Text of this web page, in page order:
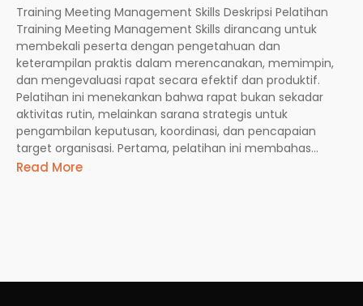
Training Meeting Management Skills Deskripsi Pelatihan
Training Meeting Management Skills dirancang untuk
membekali peserta dengan pengetahuan dan
keterampilan praktis dalam merencanakan, memimpin,
dan mengevaluasi rapat secara efektif dan produktif.
Pelatihan ini menekankan bahwa rapat bukan sekadar
aktivitas rutin, melainkan sarana strategis untuk
pengambilan keputusan, koordinasi, dan pencapaian
target organisasi. Pertama, pelatihan ini membahas...
Read More